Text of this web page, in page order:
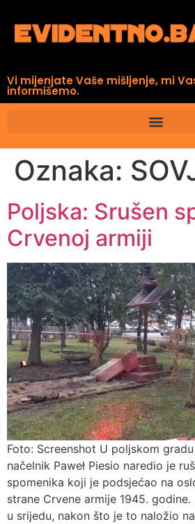
Vi mijenjate Vaše mišljenje, mi
informišemo.
Oznaka:
Poljska: Srušen
Crvenoj armiji
Foto: Screenshot U poljskom
načelnik Paweł Piesio naredio je
spomenika koji je podsjećao na
strane Crvene armije 1945.
u srijedu, nakon što je to naložio